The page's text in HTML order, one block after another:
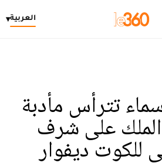
العربية▾
تترأس مأدبة
الملك على شرف
للكوت ديفوار